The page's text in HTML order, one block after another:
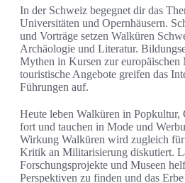
In der Schweiz begegnet dir das
Universitäten und Opernhäusern.
und Vorträge setzen Walküren
Archäologie und Literatur.
Mythen in Kursen zur europäischen
touristische Angebote greifen das
Führungen auf.
Heute leben Walküren in Popkultur,
fort und tauchen in Mode und
Wirkung Walküren wird zugleich
Kritik an Militarisierung diskutiert.
Forschungsprojekte und Museen
Perspektiven zu finden und das